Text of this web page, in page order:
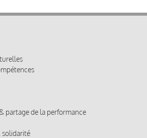
partage de la performance
solidarité